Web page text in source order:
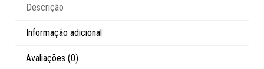
Descrição
Informação adicional
Avaliações (0)